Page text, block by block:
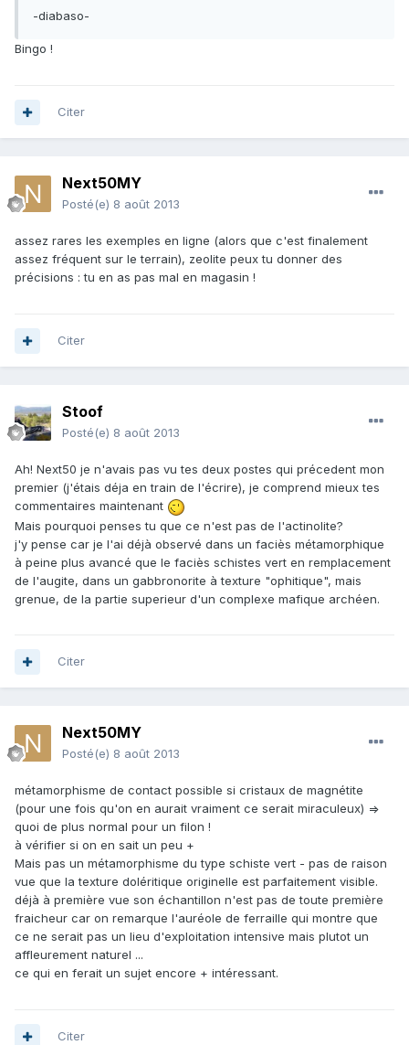
-diabaso-
Bingo !
Citer
Next50MY
Posté(e) 8 août 2013
assez rares les exemples en ligne (alors que c'est finalement
assez fréquent sur le terrain), zeolite peux tu donner des
précisions : tu en as pas mal en magasin !
Citer
Stoof
Posté(e) 8 août 2013
Ah! Next50 je n'avais pas vu tes deux postes qui précedent mon
premier (j'étais déja en train de l'écrire), je comprend mieux tes
commentaires maintenant
Mais pourquoi penses tu que ce n'est pas de l'actinolite?
j'y pense car je l'ai déjà observé dans un faciès métamorphique
à peine plus avancé que le faciès schistes vert en remplacement
de l'augite, dans un gabbronorite à texture "ophitique", mais
grenue, de la partie superieur d'un complexe mafique archéen.
Citer
Next50MY
Posté(e) 8 août 2013
métamorphisme de contact possible si cristaux de magnétite
(pour une fois qu'on en aurait vraiment ce serait miraculeux) =>
quoi de plus normal pour un filon !
à vérifier si on en sait un peu +
Mais pas un métamorphisme du type schiste vert - pas de raison
vue que la texture doléritique originelle est parfaitement visible.
déjà à première vue son échantillon n'est pas de toute première
fraicheur car on remarque l'auréole de ferraille qui montre que
ce ne serait pas un lieu d'exploitation intensive mais plutot un
affleurement naturel ...
ce qui en ferait un sujet encore + intéressant.
Citer